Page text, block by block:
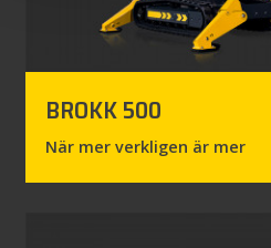
BROKK 500
När mer verkligen är mer